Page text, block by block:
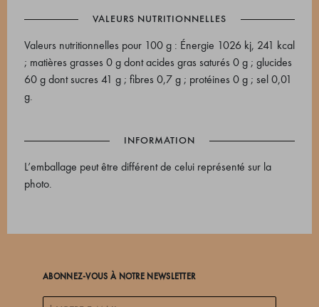
VALEURS NUTRITIONNELLES
Valeurs nutritionnelles pour 100 g : Énergie 1026 kj, 241 kcal
; matières grasses 0 g dont acides gras saturés 0 g ; glucides
60 g dont sucres 41 g ; fibres 0,7 g ; protéines 0 g ; sel 0,01
g.
INFORMATION
L’emballage peut être différent de celui représenté sur la
photo.
ABONNEZ-VOUS À NOTRE NEWSLETTER